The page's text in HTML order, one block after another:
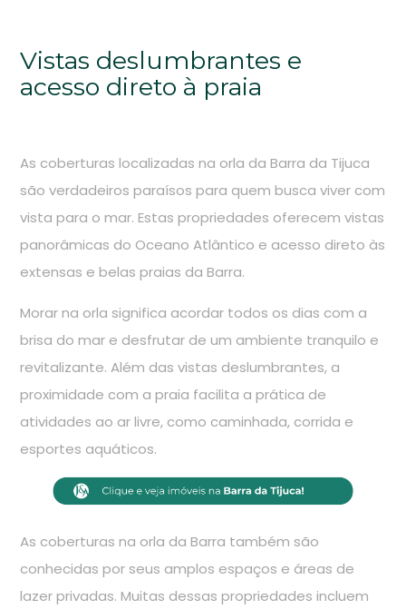
Vistas deslumbrantes e
acesso direto à praia
As coberturas localizadas na orla da Barra da Tijuca
são verdadeiros paraísos para quem busca viver com
vista para o mar. Estas propriedades oferecem vistas
panorâmicas do Oceano Atlântico e acesso direto às
extensas e belas praias da Barra.
Morar na orla significa acordar todos os dias com a
brisa do mar e desfrutar de um ambiente tranquilo e
revitalizante. Além das vistas deslumbrantes, a
proximidade com a praia facilita a prática de
atividades ao ar livre, como caminhada, corrida e
esportes aquáticos.
As coberturas na orla da Barra também são
conhecidas por seus amplos espaços e áreas de
lazer privadas. Muitas dessas propriedades incluem